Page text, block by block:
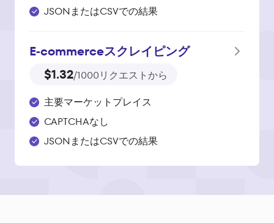
JSONまたはCSVでの結果
E‑commerceスクレイピング
$1.32/1000リクエストから
主要マーケットプレイス
CAPTCHAなし
JSONまたはCSVでの結果